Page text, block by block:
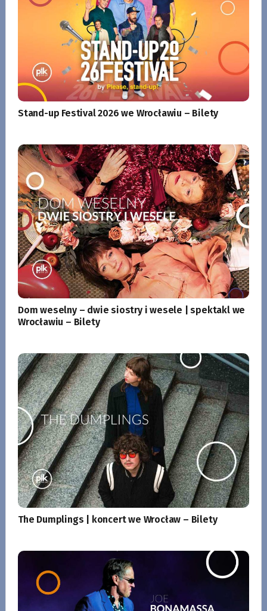
Stand-up Festival 2026 we Wrocławiu – Bilety
Dom weselny – dwie siostry i wesele | spektakl we
Wrocławiu – Bilety
The Dumplings | koncert we Wrocław – Bilety